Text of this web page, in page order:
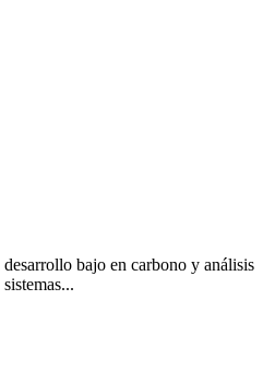
bajo en carbono y análisis